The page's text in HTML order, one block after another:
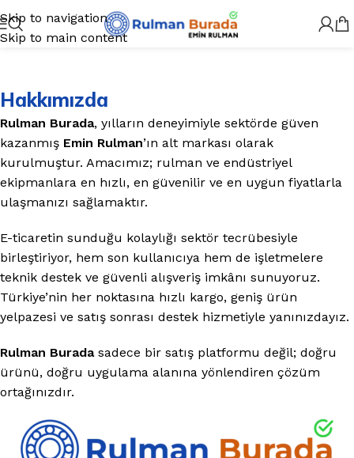
Skip to navigation
Skip to main content
Hakkımızda
Rulman Burada, yılların deneyimiyle sektörde güven
kazanmış Emin Rulman’ın alt markası olarak
kurulmuştur. Amacımız; rulman ve endüstriyel
ekipmanlara en hızlı, en güvenilir ve en uygun fiyatlarla
ulaşmanızı sağlamaktır.
E-ticaretin sunduğu kolaylığı sektör tecrübesiyle
birleştiriyor, hem son kullanıcıya hem de işletmelere
teknik destek ve güvenli alışveriş imkânı sunuyoruz.
Türkiye’nin her noktasına hızlı kargo, geniş ürün
yelpazesi ve satış sonrası destek hizmetiyle yanınızdayız.
Rulman Buradasadece bir satış platformu değil; doğru
ürünü, doğru uygulama alanına yönlendiren çözüm
ortağınızdır.